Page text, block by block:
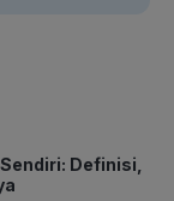
Definisi,